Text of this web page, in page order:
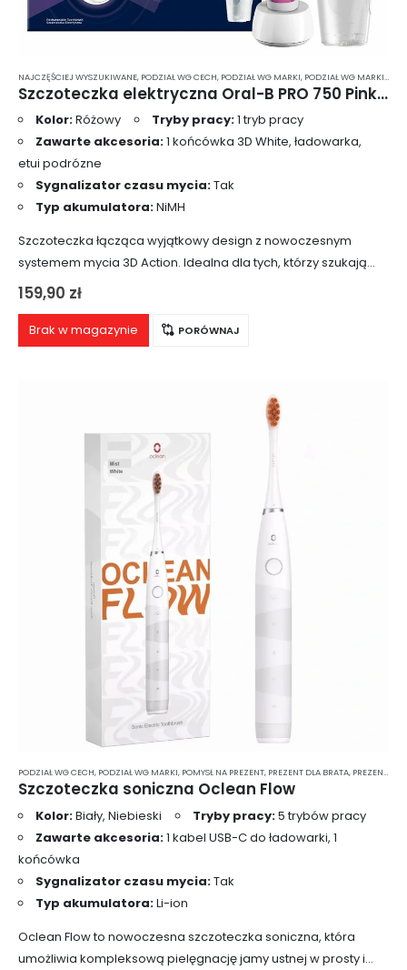
NAJCZĘŚCIEJ WYSZUKIWANE, PODZIAŁ WG CECH, PODZIAŁ WG MARKI, PODZIAŁ WG MARKI
Szczoteczka elektryczna Oral-B PRO 750 Pink 3D White
Kolor:Różowy Tryby pracy:1 tryb pracy
Zawarte akcesoria:1 końcówka 3D White, ładowarka,
etui podrózne
Sygnalizator czasu mycia:Tak
Typ akumulatora:NiMH
Szczoteczka łącząca wyjątkowy design z nowoczesnym
systemem mycia 3D Action. Idealna dla tych, którzy szukają
uniwersalnego i dobrze wyposażonego zestawu w unikalnej
159,90 zł
Brak w magazynie PORÓWNAJ
PODZIAŁ WG CECH, PODZIAŁ WG MARKI, POMYSŁ NA PREZENT, PREZENT DLA BRATA, PREZENT DLA CHŁOPAKA
Szczoteczka soniczna Oclean Flow
Kolor:Biały, Niebieski Tryby pracy:5 trybów pracy
Zawarte akcesoria:1 kabel USB-C do ładowarki, 1
końcówka
Sygnalizator czasu mycia:Tak
Typ akumulatora:Li-ion
Oclean Flow to nowoczesna szczoteczka soniczna, która
umożliwia kompleksową pielęgnację jamy ustnej w prosty i